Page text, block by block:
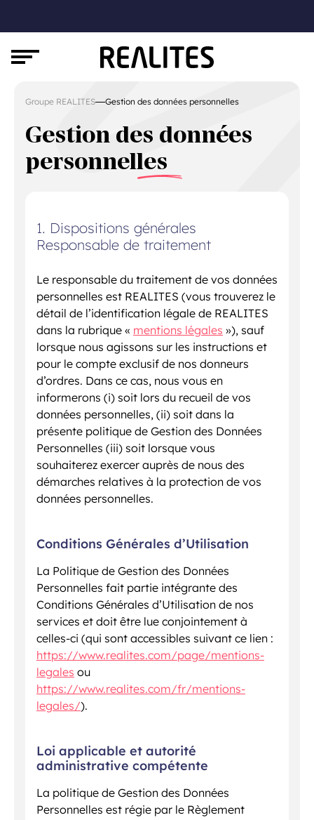
Groupe REALITES Gestion des données personnelles
Gestion des données
personnelles
1. Dispositions générales
Responsable de traitement
Le responsable du traitement de vos données
personnelles est REALITES (vous trouverez le
détail de l’identification légale de REALITES
dans la rubrique « mentions légales »), sauf
lorsque nous agissons sur les instructions et
pour le compte exclusif de nos donneurs
d’ordres. Dans ce cas, nous vous en
informerons (i) soit lors du recueil de vos
données personnelles, (ii) soit dans la
présente politique de Gestion des Données
Personnelles (iii) soit lorsque vous
souhaiterez exercer auprès de nous des
démarches relatives à la protection de vos
données personnelles.
Conditions Générales d’Utilisation
La Politique de Gestion des Données
Personnelles fait partie intégrante des
Conditions Générales d’Utilisation de nos
services et doit être lue conjointement à
celles-ci (qui sont accessibles suivant ce lien :
https://www.realites.com/page/mentions-
legales ou
https://www.realites.com/fr/mentions-
legales/).
Loi applicable et autorité
administrative compétente
La politique de Gestion des Données
Personnelles est régie par le Règlement